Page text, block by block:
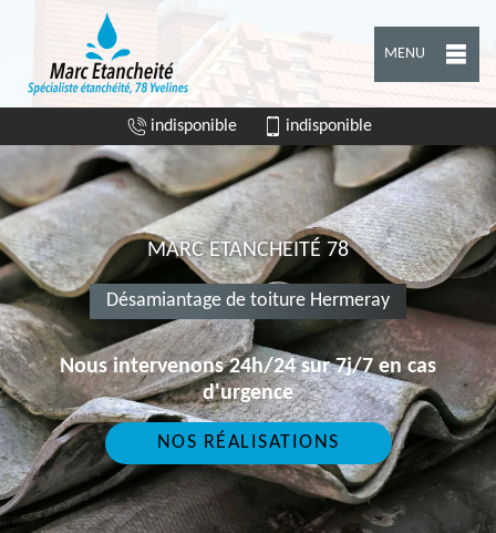
MENU
indisponible indisponible
MARC ETANCHEITÉ 78
Désamiantage de toiture Hermeray
Nous intervenons 24h/24 sur 7j/7 en cas
d'urgence
NOS RÉALISATIONS